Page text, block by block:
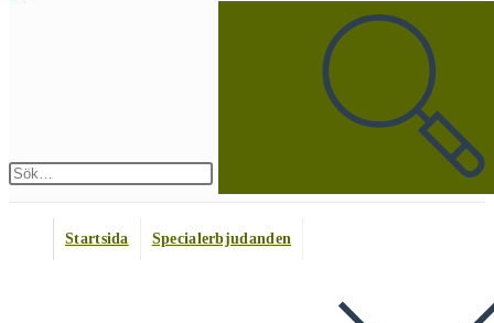
Startsida
Specialerbjudanden